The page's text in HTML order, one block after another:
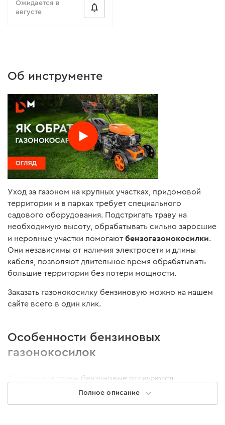
Ожидается в
августе
Об инструменте
Уход за газоном на крупных участках, придомовой
территории и в парках требует специального
садового оборудования. Подстригать траву на
необходимую высоту, обрабатывать сильно заросшие
и неровные участки помогают бензогазонокосилки.
Они независимы от наличия электросети и длины
кабеля, позволяют длительное время обрабатывать
большие территории без потери мощности.
Заказать газонокосилку бензиновую можно на нашем
сайте всего в один клик.
Особенности бензиновых
газонокосилок
Косилки для травы бензиновые отличаются
характеристиками, которые влияют на эффективность
Полное описание